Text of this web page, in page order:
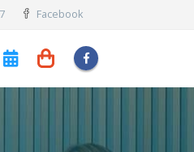
Facebook